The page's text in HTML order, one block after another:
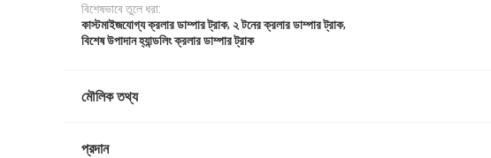
বিশেষভাবে তুলে ধরা:
কাস্টমাইজযোগ্য ক্রলার ডাম্পার ট্রাক, ২ টনের ক্রলার ডাম্পার ট্রাক,
বিশেষ উপাদান হ্যান্ডলিং ক্রলার ডাম্পার ট্রাক
মৌলিক তথ্য
প্রদান